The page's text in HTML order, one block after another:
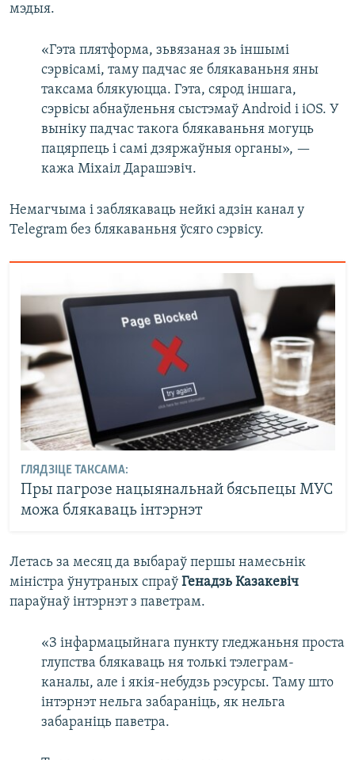
мэдыя.
«Гэта плятформа, зьвязаная зь іншымі
сэрвісамі, таму падчас яе блякаваньня яны
таксама блякуюцца. Гэта, сярод іншага,
сэрвісы абнаўленьня сыстэмаў Аndroid і іOS. У
выніку падчас такога блякаваньня могуць
пацярпець і самі дзяржаўныя органы», —
кажа Міхаіл Дарашэвіч.
Немагчыма і заблякаваць нейкі адзін канал у
Telegram без блякаваньня ўсяго сэрвісу.
ГЛЯДЗІЦЕ ТАКСАМА:
Пры пагрозе нацыянальнай бясьпецы МУС
можа блякаваць інтэрнэт
Летась за месяц да выбараў першы намесьнік
міністра ўнутраных спраў Генадзь Казакевіч
параўнаў інтэрнэт з паветрам.
«З інфармацыйнага пункту гледжаньня проста
глупства блякаваць ня толькі тэлеграм-
каналы, але і якія-небудзь рэсурсы. Таму што
інтэрнэт нельга забараніць, як нельга
забараніць паветра.